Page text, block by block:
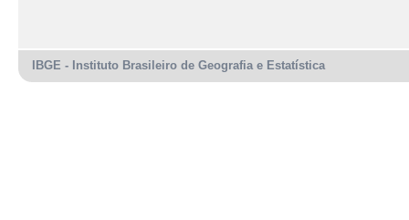
IBGE - Instituto Brasileiro de Geografia e Estatística